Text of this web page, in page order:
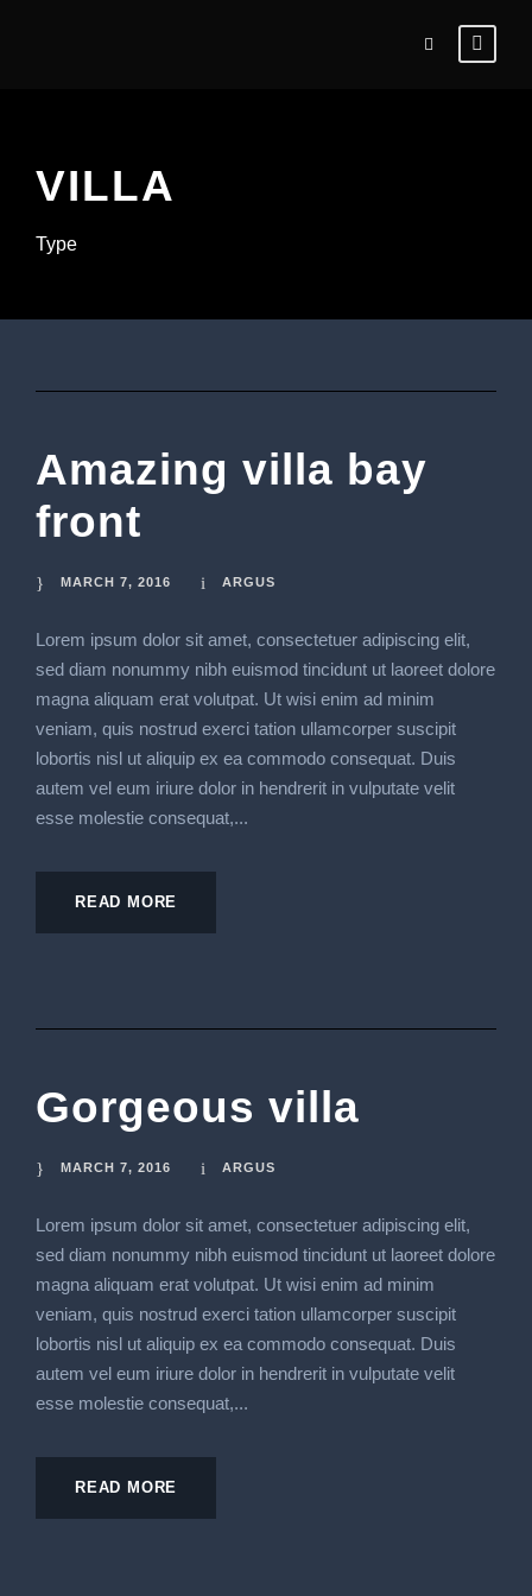
VILLA
Type
Amazing villa bay
front
MARCH 7, 2016 ARGUS
Lorem ipsum dolor sit amet, consectetuer adipiscing elit,
sed diam nonummy nibh euismod tincidunt ut laoreet dolore
magna aliquam erat volutpat. Ut wisi enim ad minim
veniam, quis nostrud exerci tation ullamcorper suscipit
lobortis nisl ut aliquip ex ea commodo consequat. Duis
autem vel eum iriure dolor in hendrerit in vulputate velit
esse molestie consequat,...
READ MORE
Gorgeous villa
MARCH 7, 2016 ARGUS
Lorem ipsum dolor sit amet, consectetuer adipiscing elit,
sed diam nonummy nibh euismod tincidunt ut laoreet dolore
magna aliquam erat volutpat. Ut wisi enim ad minim
veniam, quis nostrud exerci tation ullamcorper suscipit
lobortis nisl ut aliquip ex ea commodo consequat. Duis
autem vel eum iriure dolor in hendrerit in vulputate velit
esse molestie consequat,...
READ MORE